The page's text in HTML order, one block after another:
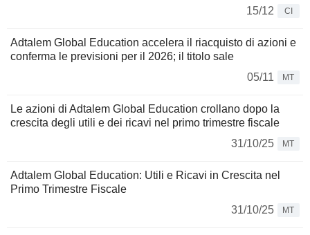
15/12
CI
Adtalem Global Education accelera il riacquisto di azioni e
conferma le previsioni per il 2026; il titolo sale
05/11
MT
Le azioni di Adtalem Global Education crollano dopo la
crescita degli utili e dei ricavi nel primo trimestre fiscale
31/10/25
MT
Adtalem Global Education: Utili e Ricavi in Crescita nel
Primo Trimestre Fiscale
31/10/25
MT